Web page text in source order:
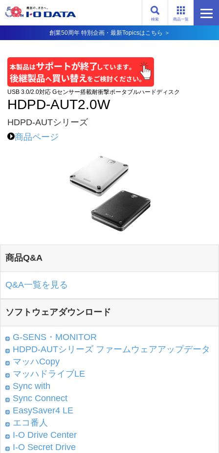
商品一覧
検索
創業50周年 特別企画・最新Topicsはこちら ＞
USB 3.0/2.0対応 Gセンサー搭載耐衝撃ポータブルハードディスク
HDPD-AUT2.0W
HDPD-AUTシリーズ
商品ページ
商品Q&A
Q&A一覧を見る
ソフトウェアダウンロード
G-SENS・MONITOR
HDPD-AUTシリーズ ファームウェアアップデータ
マッハCopy
マッハドライブLE
Sync with
Sync Connect
EasySaver4 LE
エコ番人
I-O Drive Center
I-O Secret Drive